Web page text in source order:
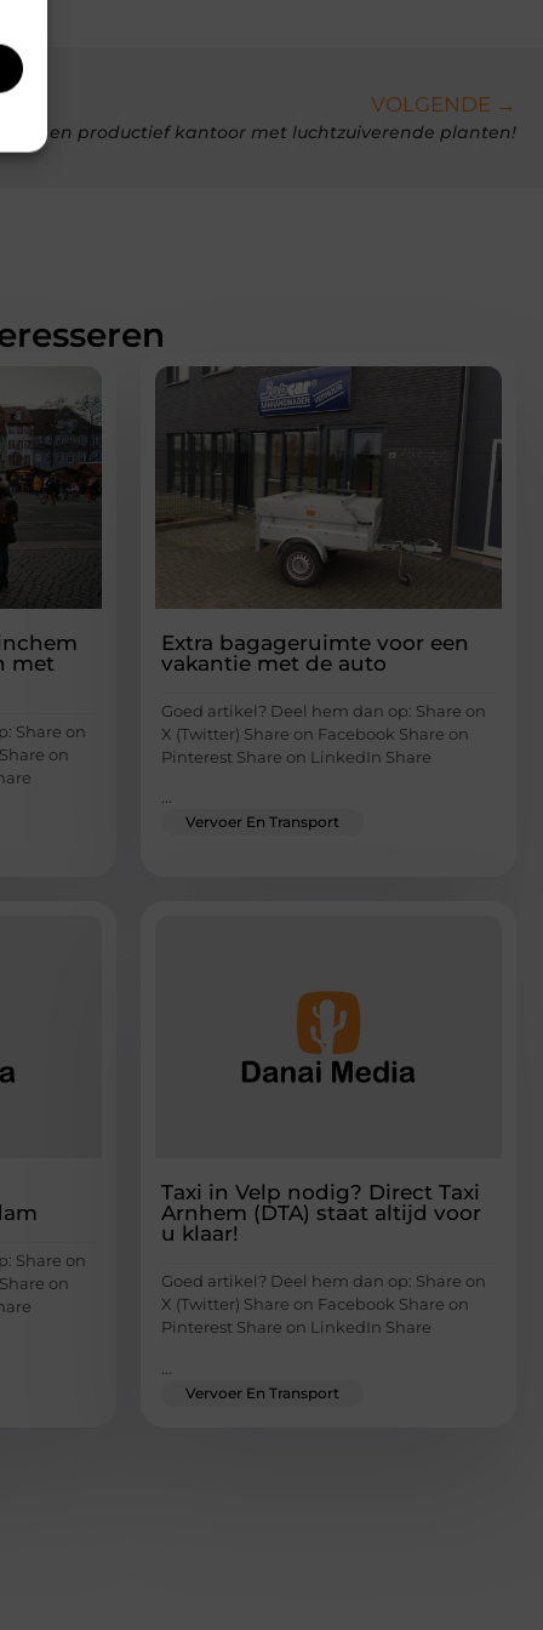
VOLGENDE →
en productief kantoor met luchtzuiverende planten!
met
Share on
on
Extra bagageruimte voor een
vakantie met de auto
Goed artikel? Deel hem dan op: Share on
X (Twitter) Share on Facebook Share on
Pinterest Share on LinkedIn Share
...
Vervoer En Transport
Share on
on
Taxi in Velp nodig? Direct Taxi
Arnhem (DTA) staat altijd voor
u klaar!
Goed artikel? Deel hem dan op: Share on
X (Twitter) Share on Facebook Share on
Pinterest Share on LinkedIn Share
Vervoer En Transport